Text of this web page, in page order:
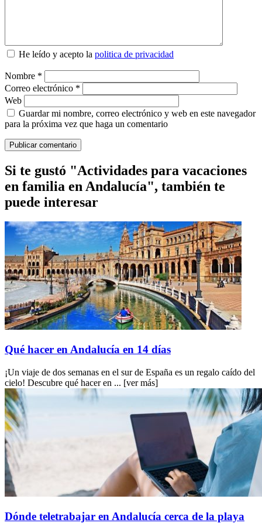
He leído y acepto la politica de privacidad
Nombre *
Correo electrónico *
Web
Guardar mi nombre, correo electrónico y web en este navegador
para la próxima vez que haga un comentario
Si te gustó "Actividades para vacaciones
en familia en Andalucía", también te
puede interesar
Qué hacer en Andalucía en 14 días
¡Un viaje de dos semanas en el sur de España es un regalo caído del
cielo! Descubre qué hacer en ... [ver más]
Dónde teletrabajar en Andalucía cerca de la playa